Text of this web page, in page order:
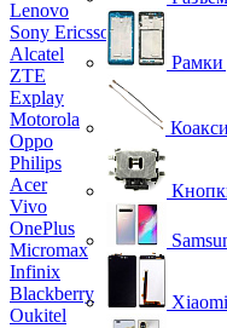
Lenovo
Sony Ericsson
Alcatel
ZTE
Explay
Motorola
Oppo
Philips
Acer
Vivo
OnePlus
Micromax
Infinix
Blackberry
Oukitel
Рамки
Xiaomi